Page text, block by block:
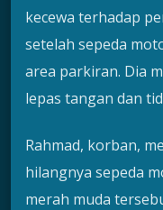
kecewa terhadap
setelah sepeda
area parkiran. Dia
lepas tangan dan
Rahmad, korban,
hilangnya sepeda
merah muda